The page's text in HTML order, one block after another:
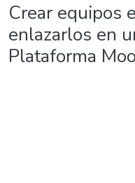
Crear equipos
enlazarlos en
Plataforma